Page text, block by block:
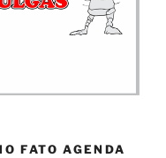
FATO AGENDA